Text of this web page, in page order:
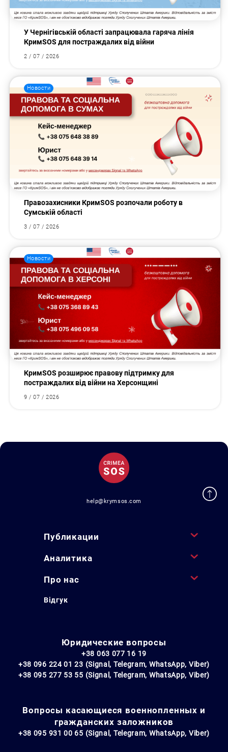
У Чернігівській області запрацювала гаряча лінія
КримSOS для постраждалих від війни
2 / 07 / 2026
Новости
Правозахисники КримSOS розпочали роботу в
Сумській області
3 / 07 / 2026
Новости
КримSOS розширює правову підтримку для
постраждалих від війни на Херсонщині
9 / 07 / 2026
help@krymsos.com
Публикации
Аналитика
Про нас
Відгук
Юридические вопросы
+38 063 077 16 19
+38 096 224 01 23 (Signal, Telegram, WhatsApp, Viber)
+38 095 277 53 55 (Signal, Telegram, WhatsApp, Viber)
Вопросы касающиеся военнопленных и
гражданских заложников
+38 095 931 00 65 (Signal, Telegram, WhatsApp, Viber)